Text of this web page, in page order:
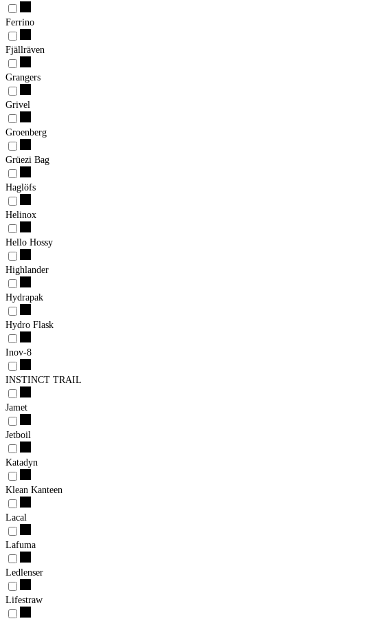
Ferrino
Fjällräven
Grangers
Grivel
Groenberg
Grüezi Bag
Haglöfs
Helinox
Hello Hossy
Highlander
Hydrapak
Hydro Flask
Inov-8
INSTINCT TRAIL
Jamet
Jetboil
Katadyn
Klean Kanteen
Lacal
Lafuma
Ledlenser
Lifestraw